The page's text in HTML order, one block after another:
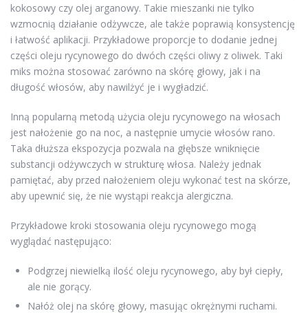
kokosowy czy olej arganowy. Takie mieszanki nie tylko
wzmocnią działanie odżywcze, ale także poprawią konsystencję
i łatwość aplikacji. Przykładowe proporcje to dodanie jednej
części oleju rycynowego do dwóch części oliwy z oliwek. Taki
miks można stosować zarówno na skórę głowy, jak i na
długość włosów, aby nawilżyć je i wygładzić.
Inną popularną metodą użycia oleju rycynowego na włosach
jest nałożenie go na noc, a następnie umycie włosów rano.
Taka dłuższa ekspozycja pozwala na głębsze wniknięcie
substancji odżywczych w strukturę włosa. Należy jednak
pamiętać, aby przed nałożeniem oleju wykonać test na skórze,
aby upewnić się, że nie wystąpi reakcja alergiczna.
Przykładowe kroki stosowania oleju rycynowego mogą
wyglądać następująco:
Podgrzej niewielką ilość oleju rycynowego, aby był ciepły,
ale nie gorący.
Nałóż olej na skórę głowy, masując okrężnymi ruchami.